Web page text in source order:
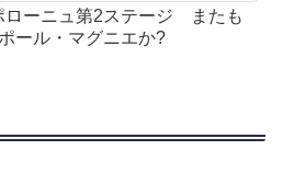
ローニュ第2ステージ またも
ール・マグニエか?